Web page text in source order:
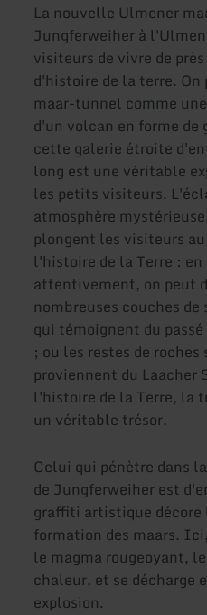
La nouvelle Ulmener
Jungferweiher à
visiteurs de vivre de
d'histoire de la terre. On
maar-tunnel comme
d'un volcan en forme de
cette galerie étroite
long est une véritable
les petits visiteurs.
atmosphère
plongent les visiteurs
l'histoire de la Terre : en
attentivement, on peut
nombreuses couches
qui témoignent du
; ou les restes de
proviennent du Laacher
l'histoire de la Terre, la
un véritable trésor.
Celui qui pénètre dans
de Jungferweiher est
graffiti artistique
formation des maars.
le magma rougeoyant,
chaleur, et se décharge
explosion.